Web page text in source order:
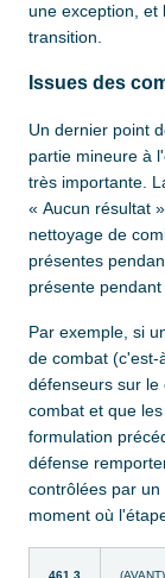
une exception, et
transition.
Issues des
Un dernier point
partie mineure à
très importante.
« Aucun résultat
nettoyage de
présentes
présente
Par exemple, si
de combat (c'est-
défenseurs sur le
combat et que
formulation
défense
contrôlées par
moment où